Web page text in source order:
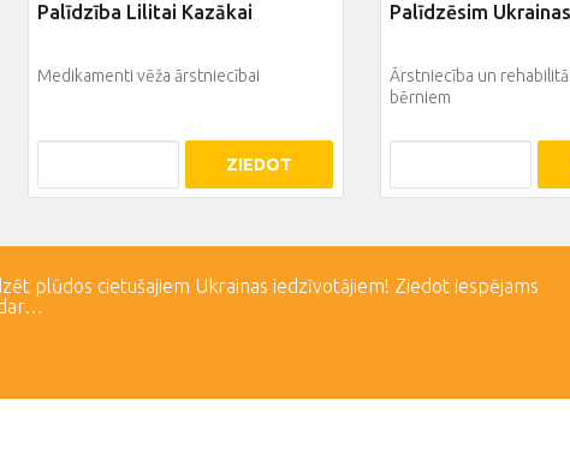
Palīdzība Lilitai Kazākai
Medikamenti vēža ārstniecībai
ZIEDOT
Palīdzēsim
Ārstniecība un
bērniem
plūdos cietušajiem Ukrainas iedzīvotājiem! Ziedot iespējams